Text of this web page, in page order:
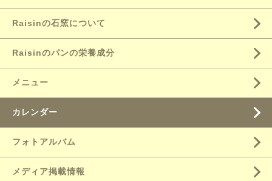
Raisinの石窯について
Raisinのパンの栄養成分
メニュー
カレンダー
フォトアルバム
メディア掲載情報